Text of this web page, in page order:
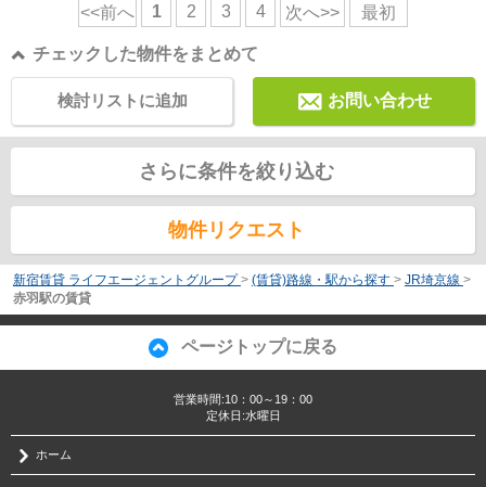
<<前へ 1 2 3 4 次へ>> 最初
チェックした物件をまとめて
お問い合わせ
検討リストに追加
さらに条件を絞り込む
物件リクエスト
新宿賃貸 ライフエージェントグループ > (賃貸)路線・駅から探す > JR埼京線 >
赤羽駅の賃貸
ページトップに戻る
営業時間:10：00～19：00
定休日:水曜日
ホーム